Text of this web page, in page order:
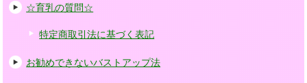
☆育乳の質問☆
特定商取引法に基づく表記
お勧めできないバストアップ法